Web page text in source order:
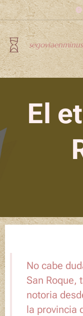
El
No cabe
San Roque,
notoria
la provincia